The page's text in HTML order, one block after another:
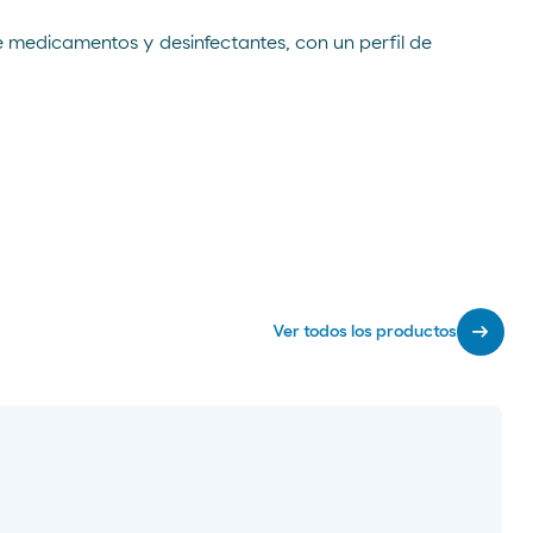
medicamentos y desinfectantes, con un perfil de
Ver todos los productos arrow_right_alt